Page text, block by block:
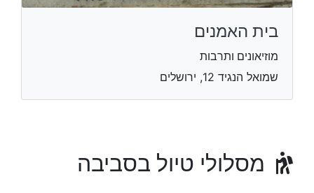
בית האמנים
מוזיאונים ותרבות
שמואל הנגיד 12, ירושלים
מסלולי טיול בסביבה